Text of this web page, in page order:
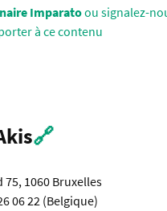
Imparatoou signalez-
à ce contenu
🔗
1060 Bruxelles
06 22 (Belgique)